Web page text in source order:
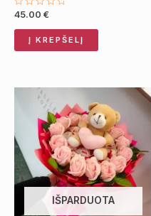
Įvertinimas:
iš
45.00 €
Į KREPŠELĮ
IŠPARDUOTA